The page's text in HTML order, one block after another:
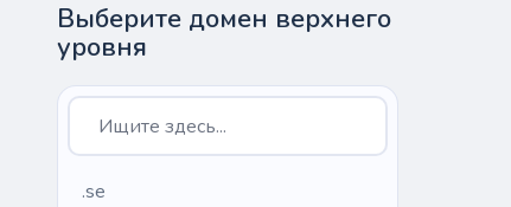
Выберите домен верхнего
уровня
.se